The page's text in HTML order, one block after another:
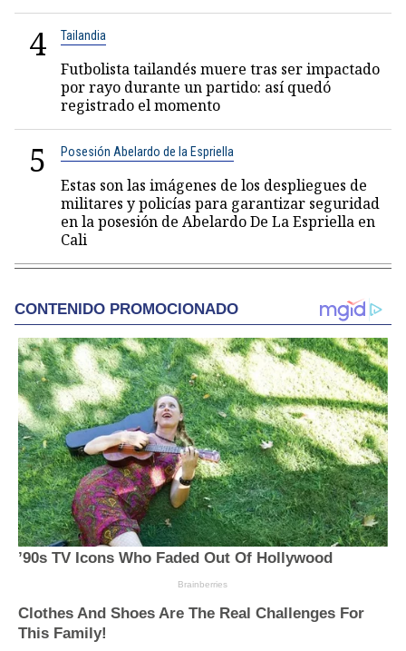
4 Tailandia
Futbolista tailandés muere tras ser impactado
por rayo durante un partido: así quedó
registrado el momento
5 Posesión Abelardo de la Espriella
Estas son las imágenes de los despliegues de
militares y policías para garantizar seguridad
en la posesión de Abelardo De La Espriella en
Cali